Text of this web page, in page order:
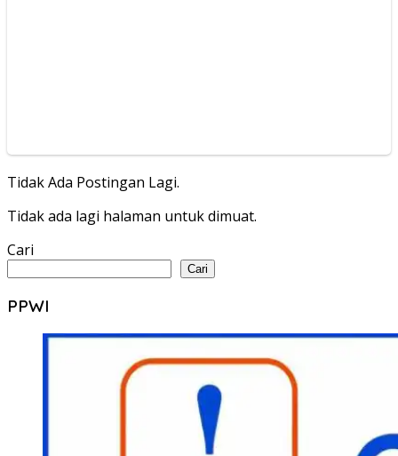
Tidak Ada Postingan Lagi.
Tidak ada lagi halaman untuk dimuat.
Cari
Cari
PPWI